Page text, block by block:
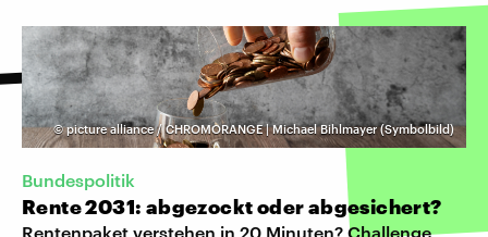
©picture alliance / CHROMORANGE | Michael Bihlmayer (Symbolbild)
Bundespolitik
Rente 2031: abgezockt oder abgesichert?
Rentenpaket verstehen in 20 Minuten? Challenge